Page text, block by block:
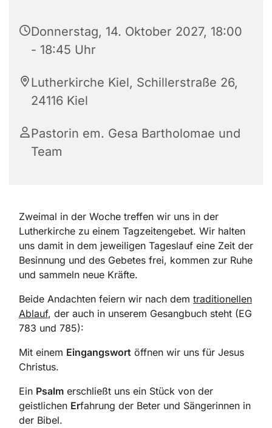
Donnerstag, 14. Oktober 2027, 18:00
- 18:45 Uhr
Lutherkirche Kiel, Schillerstraße 26,
24116 Kiel
Pastorin em. Gesa Bartholomae und
Team
Zweimal in der Woche treffen wir uns in der
Lutherkirche zu einem Tagzeitengebet. Wir halten
uns damit in dem jeweiligen Tageslauf eine Zeit der
Besinnung und des Gebetes frei, kommen zur Ruhe
und sammeln neue Kräfte.
Beide Andachten feiern wir nach dem traditionellen
Ablauf, der auch in unserem Gesangbuch steht (EG
783 und 785):
Mit einem Eingangswort öffnen wir uns für Jesus
Christus.
Ein Psalm erschließt uns ein Stück von der
geistlichen Erfahrung der Beter und Sängerinnen in
der Bibel.